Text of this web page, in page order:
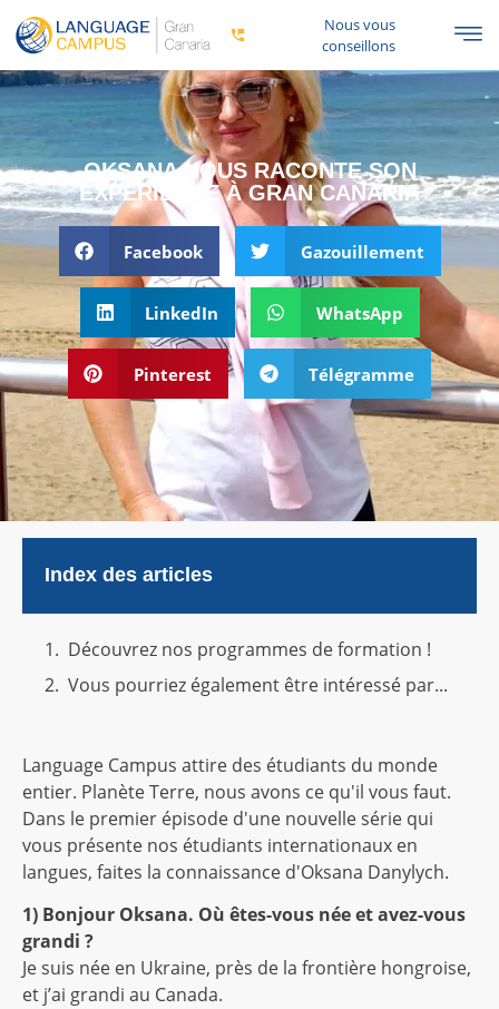
Nous vous
conseillons
OKSANA NOUS RACONTE SON
EXPÉRIENCE À GRAN CANARIA
Facebook Gazouillement
LinkedIn WhatsApp
Pinterest Télégramme
Index des articles
Découvrez nos programmes de formation !
Vous pourriez également être intéressé par...
Language Campus attire des étudiants du monde
entier. Planète Terre, nous avons ce qu'il vous faut.
Dans le premier épisode d'une nouvelle série qui
vous présente nos étudiants internationaux en
langues, faites la connaissance d'Oksana Danylych.
1) Bonjour Oksana. Où êtes-vous née et avez-vous
grandi ?
Je suis née en Ukraine, près de la frontière hongroise,
et j’ai grandi au Canada.